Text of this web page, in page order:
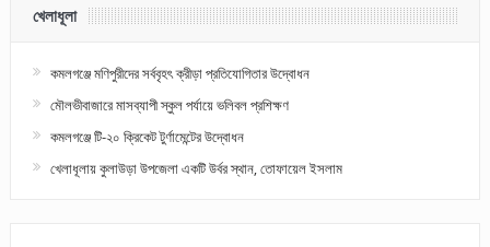
খেলাধূলা
কমলগঞ্জে মণিপুরীদের সর্ববৃহৎ ক্রীড়া প্রতিযোগিতার উদ্বোধন
মৌলভীবাজারে মাসব্যাপী স্কুল পর্যায়ে ভলিবল প্রশিক্ষণ
কমলগঞ্জে টি-২০ ক্রিকেট টুর্ণামেন্টের উদ্বোধন
খেলাধূলায় কুলাউড়া উপজেলা একটি উর্বর স্থান, তোফায়েল ইসলাম